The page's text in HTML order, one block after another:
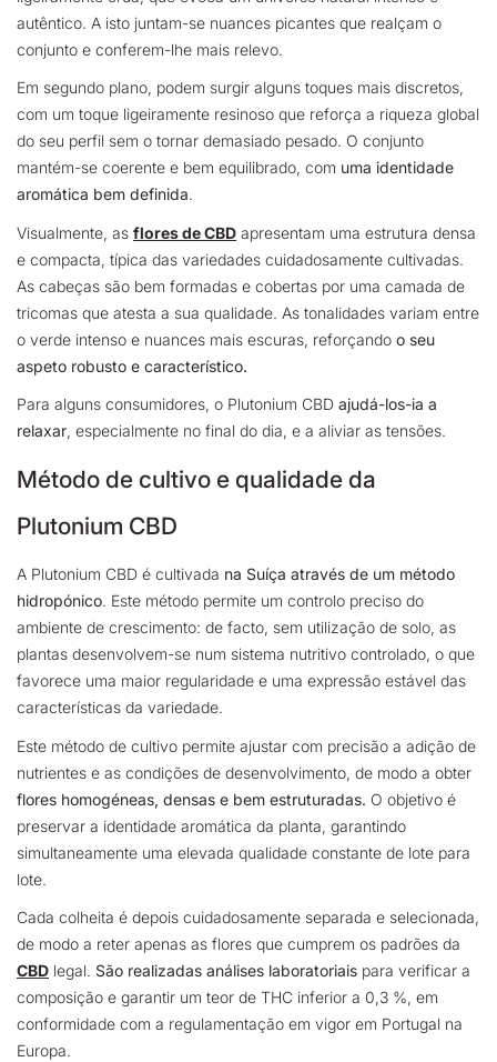
autêntico. A isto juntam-se nuances picantes que realçam o
conjunto e conferem-lhe mais relevo.
Em segundo plano, podem surgir alguns toques mais discretos,
com um toque ligeiramente resinoso que reforça a riqueza global
do seu perfil sem o tornar demasiado pesado. O conjunto
mantém-se coerente e bem equilibrado, com uma identidade
aromática bem definida.
Visualmente, as flores de CBD apresentam uma estrutura densa
e compacta, típica das variedades cuidadosamente cultivadas.
As cabeças são bem formadas e cobertas por uma camada de
tricomas que atesta a sua qualidade. As tonalidades variam entre
o verde intenso e nuances mais escuras, reforçando o seu
aspeto robusto e característico.
Para alguns consumidores, o Plutonium CBD ajudá-los-ia a
relaxar, especialmente no final do dia, e a aliviar as tensões.
Método de cultivo e qualidade da
Plutonium CBD
A Plutonium CBD é cultivada na Suíça através de um método
hidropónico. Este método permite um controlo preciso do
ambiente de crescimento: de facto, sem utilização de solo, as
plantas desenvolvem-se num sistema nutritivo controlado, o que
favorece uma maior regularidade e uma expressão estável das
características da variedade.
Este método de cultivo permite ajustar com precisão a adição de
nutrientes e as condições de desenvolvimento, de modo a obter
flores homogéneas, densas e bem estruturadas. O objetivo é
preservar a identidade aromática da planta, garantindo
simultaneamente uma elevada qualidade constante de lote para
lote.
Cada colheita é depois cuidadosamente separada e selecionada,
de modo a reter apenas as flores que cumprem os padrões da
CBD legal. São realizadas análises laboratoriais para verificar a
composição e garantir um teor de THC inferior a 0,3 %, em
conformidade com a regulamentação em vigor em Portugal na
Europa.